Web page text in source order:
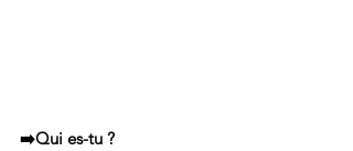
➡️Qui es-tu ?